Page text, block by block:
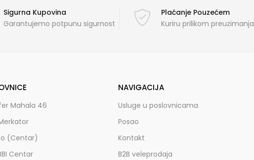
Sigurna Kupovina
Garantujemo potpunu sigurnost
Plaćanje Pouzećem
Kuriru prilikom preuzimanja
Mahala 46
(Centar)
Centar
NAVIGACIJA
Usluge u poslovnicama
Posao
Kontakt
B2B veleprodaja